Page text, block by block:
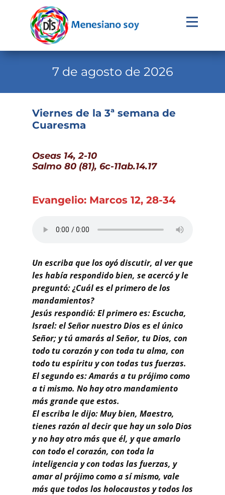
Evangelio
Institucional
Pastoral Vocacional
Contacto
7 de agosto de 2026
Viernes de la 3ª semana de
Cuaresma
Oseas 14, 2-10
Salmo 80 (81), 6c-11ab.14.17
Evangelio: Marcos 12, 28-34
Un escriba que los oyó discutir, al ver que
les había respondido bien, se acercó y le
preguntó: ¿Cuál es el primero de los
mandamientos?
Jesús respondió: El primero es: Escucha,
Israel: el Señor nuestro Dios es el único
Señor; y tú amarás al Señor, tu Dios, con
todo tu corazón y con toda tu alma, con
todo tu espíritu y con todas tus fuerzas.
El segundo es: Amarás a tu prójimo como
a ti mismo. No hay otro mandamiento
más grande que estos.
El escriba le dijo: Muy bien, Maestro,
tienes razón al decir que hay un solo Dios
y no hay otro más que él, y que amarlo
con todo el corazón, con toda la
inteligencia y con todas las fuerzas, y
amar al prójimo como a sí mismo, vale
más que todos los holocaustos y todos los